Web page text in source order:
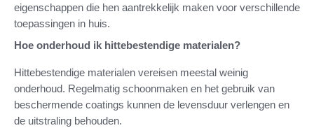
eigenschappen die hen aantrekkelijk maken voor verschillende
toepassingen in huis.
Hoe onderhoud ik hittebestendige materialen?
Hittebestendige materialen vereisen meestal weinig
onderhoud. Regelmatig schoonmaken en het gebruik van
beschermende coatings kunnen de levensduur verlengen en
de uitstraling behouden.